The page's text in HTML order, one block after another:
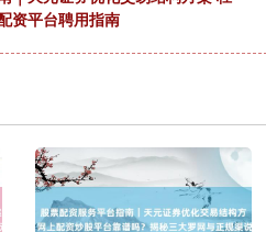
资平台聘用指南